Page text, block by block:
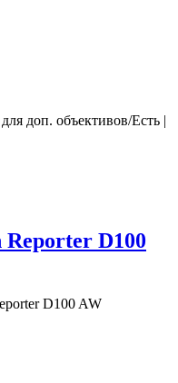
доп. объективов/Есть |
D100
D100 AW